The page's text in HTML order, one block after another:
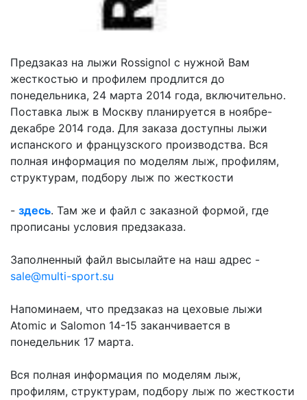
Предзаказ на лыжи Rossignol с нужной Вам
жесткостью и профилем продлится до
понедельника, 24 марта 2014 года, включительно.
Поставка лыж в Москву планируется в ноябре-
декабре 2014 года. Для заказа доступны лыжи
испанского и французского производства. Вся
полная информация по моделям лыж, профилям,
структурам, подбору лыж по жесткости
- здесь. Там же и файл с заказной формой, где
прописаны условия предзаказа.
Заполненный файл высылайте на наш адрес -
sale@multi-sport.su
Напоминаем, что предзаказ на цеховые лыжи
Atomic и Salomon 14-15 заканчивается в
понедельник 17 марта.
Вся полная информация по моделям лыж,
профилям, структурам, подбору лыж по жесткости